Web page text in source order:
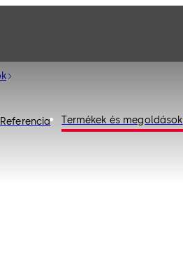
Referencia Termékek és megoldások